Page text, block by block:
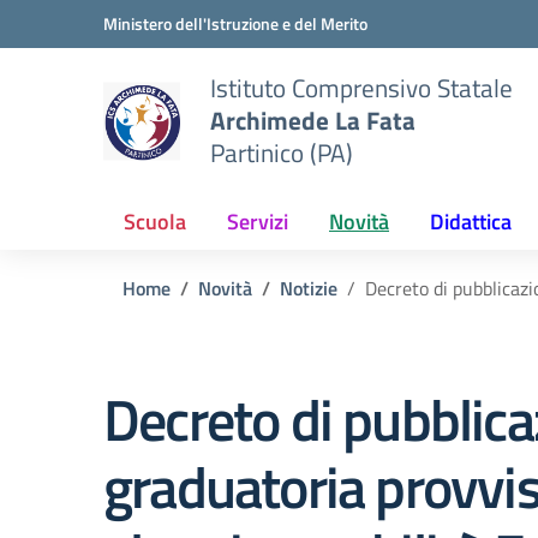
Vai ai contenuti
Vai al menu di navigazioneMinistero dell'Istruzione e del Merito
Istituto Comprensivo Statale
Archimede La Fata
Partinico (PA)
Scuola Servizi Novità Didattica
Home Novità Notizie Decreto di
Decreto di
graduatoria